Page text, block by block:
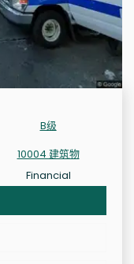
B级
10004 建筑物
Financial